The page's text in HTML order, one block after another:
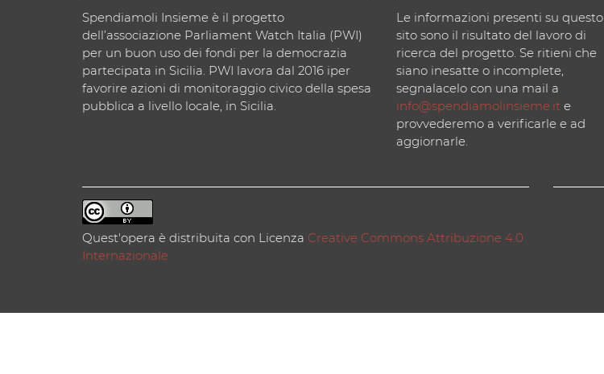
Spendiamoli Insieme è il progetto
dell’associazione Parliament Watch Italia (PWI)
per un buon uso dei fondi per la democrazia
partecipata in Sicilia. PWI lavora dal 2016 iper
favorire azioni di monitoraggio civico della spesa
pubblica a livello locale, in Sicilia.
Le informazioni presenti su questo
sito sono il risultato del lavoro di
ricerca del progetto. Se ritieni che
siano inesatte o incomplete,
segnalacelo con una mail a
info@spendiamolinsieme.ite
provvederemo a verificarle e ad
aggiornarle.
Quest'opera è distribuita con Licenza Creative Commons Attribuzione 4.0
Internazionale